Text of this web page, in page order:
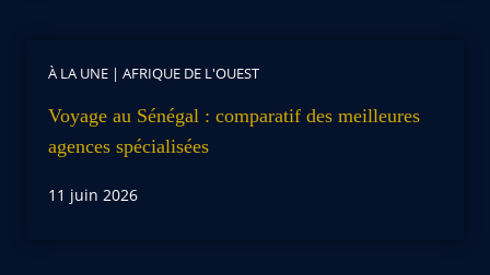
À LA UNE | AFRIQUE DE L'OUEST
Voyage au Sénégal : comparatif des meilleures
agences spécialisées
11 juin 2026